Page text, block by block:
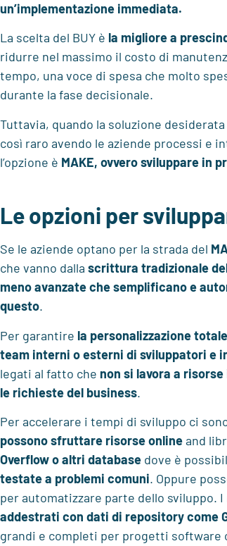
un’implementazione immediata.
La scelta del BUY è la migliore a
ridurre nel massimo il costo di
tempo, una voce di spesa che molto
durante la fase decisionale.
Tuttavia, quando la soluzione desiderata
così raro avendo le aziende processi e
l’opzione è MAKE, ovvero sviluppare in
Le opzioni per
Se le aziende optano per la strada del
che vanno dalla scrittura tradizionale
meno avanzate che semplificano e
questo.
Per garantire la personalizzazione
team interni o esterni di sviluppatori e
legati al fatto che non si lavora a
le richieste del business.
Per accelerare i tempi di sviluppo ci
possono sfruttare risorse onlineand
Overflow o altri database dove è
testate a problemi comuni. Oppure
per automatizzare parte dello sviluppo.
addestrati con dati di repository come
grandi e completi per progetti